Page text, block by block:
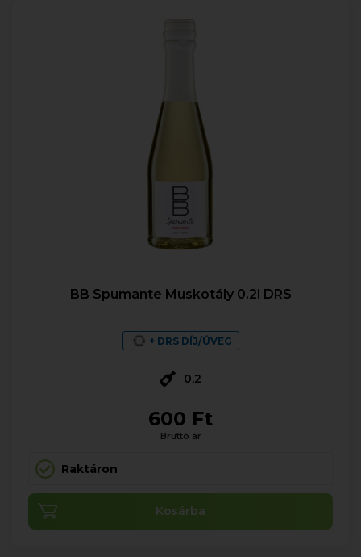
BB Spumante Muskotály 0.2l DRS
+ DRS DÍJ/ÜVEG
0,2
600 Ft
Bruttó ár
Raktáron
Kosárba